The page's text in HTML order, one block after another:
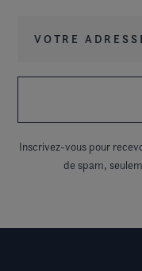
Inscrivez-vous pour
de spam,